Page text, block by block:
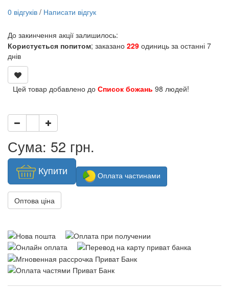
0 відгуків / Написати відгук
До закинчення акції залишилось:
Користується попитом; заказано 229 одиниць за останні 7
днів
Цей товар добавлено до Список божань 98 людей!
Сума: 52 грн.
Купити Оплата частинами
Оптова ціна